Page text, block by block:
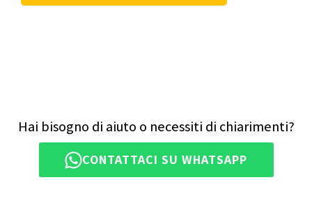
Hai bisogno di aiuto o necessiti di chiarimenti?
CONTATTACI SU WHATSAPP